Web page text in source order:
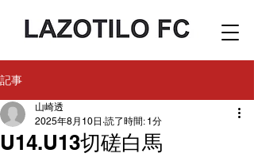
記事
U14.U13切磋白馬
山崎透
2025年8月10日 読了時間: 1分